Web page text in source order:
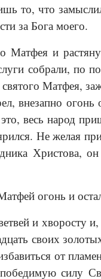
то, что
за Бога моего.
Матфея и
собрали, по
Матфея,
внезапно огонь
весь народ
Не желая
Христова, он
огонь и
и
своих
от
силу